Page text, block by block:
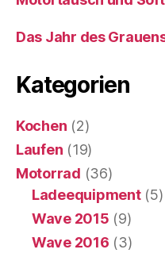
Das Jahr des
Kategorien
Kochen (2)
Laufen (19)
Motorrad (36)
Ladeequipment(5)
Wave 2015 (9)
Wave 2016 (3)